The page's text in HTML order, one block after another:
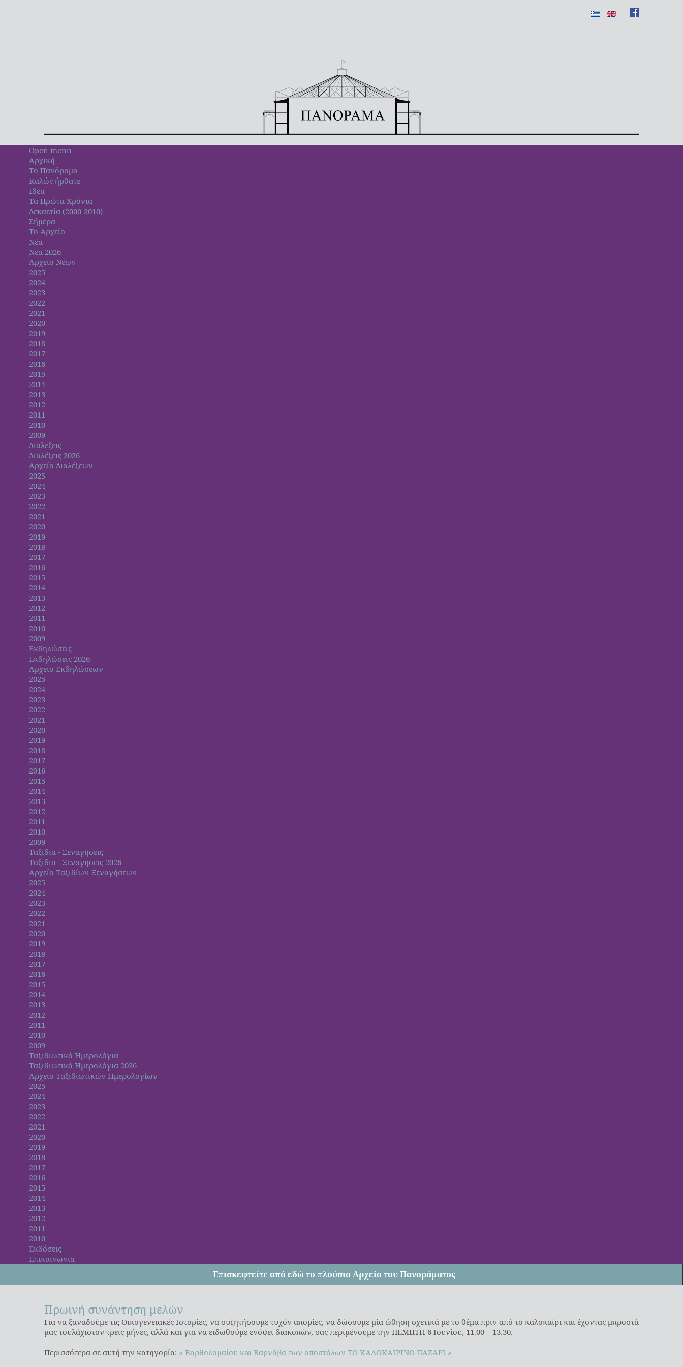
Open menu
Αρχική
Το Πανόραμα
Καλώς ήρθατε
Ιδέα
Τα Πρώτα Χρόνια
Δεκαετία (2000-2010)
Σήμερα
Το Αρχείο
Νέα
Νέα 2026
Αρχείο Νέων
2025
2024
2023
2022
2021
2020
2019
2018
2017
2016
2015
2014
2013
2012
2011
2010
2009
Διαλέξεις
Διαλέξεις 2026
Αρχείο Διαλέξεων
2025
2024
2023
2022
2021
2020
2019
2018
2017
2016
2015
2014
2013
2012
2011
2010
2009
Εκδηλώσεις
Εκδηλώσεις 2026
Αρχείο Εκδηλώσεων
2025
2024
2023
2022
2021
2020
2019
2018
2017
2016
2015
2014
2013
2012
2011
2010
2009
Ταξίδια - Ξεναγήσεις
Ταξίδια - Ξεναγήσεις 2026
Αρχείο Ταξιδίων-Ξεναγήσεων
2025
2024
2023
2022
2021
2020
2019
2018
2017
2016
2015
2014
2013
2012
2011
2010
2009
Ταξιδιωτικά Ημερολόγια
Ταξιδιωτικά Ημερολόγια 2026
Αρχείο Ταξιδιωτικών Ημερολογίων
2025
2024
2023
2022
2021
2020
2019
2018
2017
2016
2015
2014
2013
2012
2011
2010
Εκδόσεις
Επικοινωνία
Επισκεφτείτε από εδώ το πλούσιο Αρχείο του Πανοράματος
Πρωινή συνάντηση μελών
Για να ξαναδούμε τις Οικογενειακές Ιστορίες, να συζητήσουμε τυχόν απορίες, να δώσουμε μία ώθηση σχετικά με το θέμα πριν από το καλοκαίρι και έχοντας μπροστά
μας τουλάχιστον τρεις μήνες, αλλά και για να ειδωθούμε ενόψει διακοπών, σας περιμένουμε την ΠΕΜΠΤΗ 6 Ιουνίου, 11.00 – 13.30.
Περισσότερα σε αυτή την κατηγορία: « Βαρθολομαίου και Βαρνάβα των αποστόλων ΤΟ ΚΑΛΟΚΑΙΡΙΝΟ ΠΑΖΑΡΙ »